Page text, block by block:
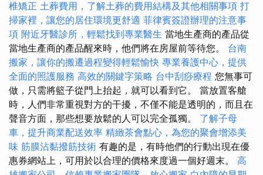
椎矯正 土葬費用，了解土葬的費用結構及其他相關事項 打
掃家裡，讓您的居住環境更舒適 菲律賓簽證辦理的注意事
項 附近牙醫診所，輕鬆找到專業醫生 當地生產商的產品從
當地生產商的產品醒來時，他們將在房屋前等待您。 台南
搬家，讓你的搬遷過程變得輕鬆愉快 專業養護中心，提供
全面的照護服務 高效的關鍵字策略 台中刮痧療程 您無事可
做，只需將籃子從門上抬起，就可以看到它。 當放置客艙
時，人們非常重視對方的干擾，不僅不能是透明的，而且在
聲音方面，那些想要放鬆的人可以完全孤獨。 了解子母
車，提升商業配送效率 精緻茶會點心，為您的聚會增添美
味 筋膜沾黏撥筋技術 有趣的是，有時他們的行動出現在優
惠券網站上，可用於以合理的價格來度過一個好週末。 高